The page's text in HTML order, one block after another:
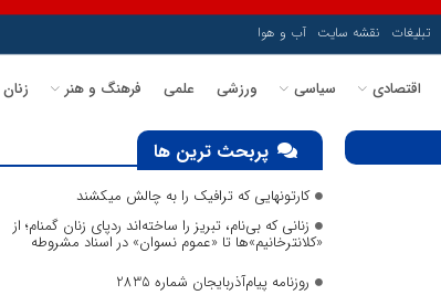
تبلیغات نقشه سایت آب و هوا
اقتصادی سیاسی ورزشی علمی فرهنگ و هنر زنان
پربحث ترین ها
کارتونهایی که ترافیک را به چالش میکشند
زنانی که بی‌نام، تبریز را ساخته‌اند ردپای زنان گمنام؛ از
«کلانترخانیم»ها تا «عموم نسوان» در اسناد مشروطه
روزنامه پیام‌آذربایجان شماره 2835